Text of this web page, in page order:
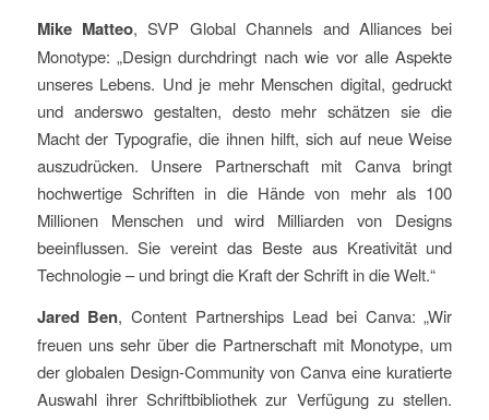
Mike Matteo, SVP Global Channels and Alliances bei
Monotype: „Design durchdringt nach wie vor alle Aspekte
unseres Lebens. Und je mehr Menschen digital, gedruckt
und anderswo gestalten, desto mehr schätzen sie die
Macht der Typografie, die ihnen hilft, sich auf neue Weise
auszudrücken. Unsere Partnerschaft mit Canva bringt
hochwertige Schriften in die Hände von mehr als 100
Millionen Menschen und wird Milliarden von Designs
beeinflussen. Sie vereint das Beste aus Kreativität und
Technologie – und bringt die Kraft der Schrift in die Welt.“
Jared Ben, Content Partnerships Lead bei Canva: „Wir
freuen uns sehr über die Partnerschaft mit Monotype, um
der globalen Design-Community von Canva eine kuratierte
Auswahl ihrer Schriftbibliothek zur Verfügung zu stellen.